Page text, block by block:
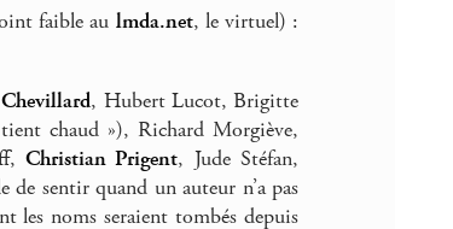
faible au lmda.net, le virtuel) :
, Hubert Lucot, Brigitte
chaud »), Richard Morgiève,
Christian Prigent, Jude Stéfan,
sentir quand un auteur n’a pas
les noms seraient tombés depuis